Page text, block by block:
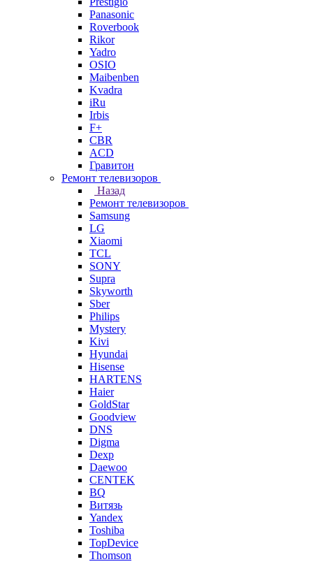
Panasonic
Roverbook
Rikor
Yadro
OSIO
Maibenben
Kvadra
iRu
Irbis
F+
CBR
ACD
Гравитон
Ремонт телевизоров
Назад
Ремонт телевизоров
Samsung
LG
Xiaomi
TCL
SONY
Supra
Skyworth
Sber
Philips
Mystery
Kivi
Hyundai
Hisense
HARTENS
Haier
GoldStar
Goodview
DNS
Digma
Dexp
Daewoo
CENTEK
BQ
Витязь
Yandex
Toshiba
TopDevice
Thomson